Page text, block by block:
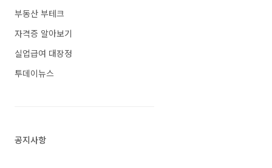
부동산 부테크
자격증 알아보기
실업급여 대장정
투데이뉴스
공지사항